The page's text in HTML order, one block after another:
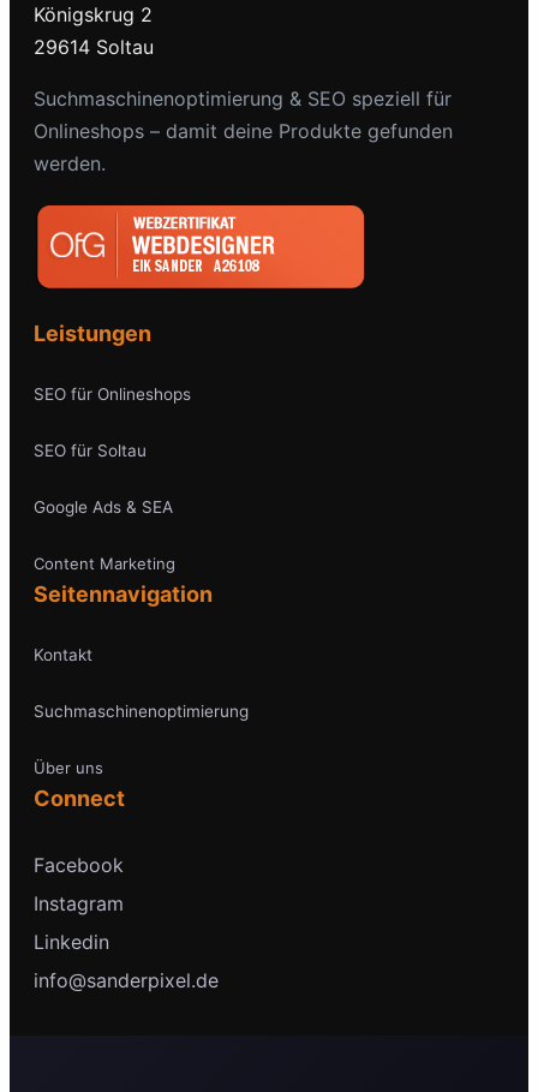
Königskrug 2
29614 Soltau
Suchmaschinenoptimierung & SEO speziell für
Onlineshops – damit deine Produkte gefunden
werden.
Leistungen
SEO für Onlineshops
SEO für Soltau
Google Ads & SEA
Content Marketing
Seitennavigation
Kontakt
Suchmaschinenoptimierung
Über uns
Connect
Facebook
Instagram
Linkedin
info@sanderpixel.de